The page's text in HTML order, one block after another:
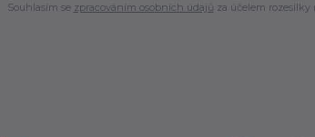
Souhlasím se zpracováním osobních údajů za účelem rozesílky